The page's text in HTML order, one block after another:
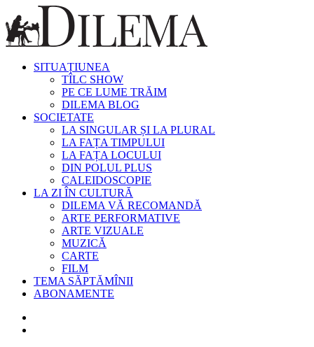
SITUAȚIUNEA
TÎLC SHOW
PE CE LUME TRĂIM
DILEMA BLOG
SOCIETATE
LA SINGULAR ȘI LA PLURAL
LA FAȚA TIMPULUI
LA FAȚA LOCULUI
DIN POLUL PLUS
CALEIDOSCOPIE
LA ZI ÎN CULTURĂ
DILEMA VĂ RECOMANDĂ
ARTE PERFORMATIVE
ARTE VIZUALE
MUZICĂ
CARTE
FILM
TEMA SĂPTĂMÎNII
ABONAMENTE